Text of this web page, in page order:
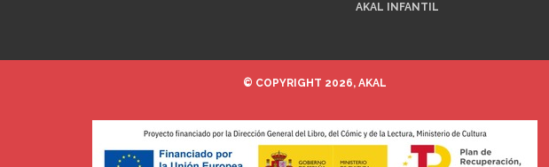
AKAL INFANTIL
© COPYRIGHT 2026, AKAL